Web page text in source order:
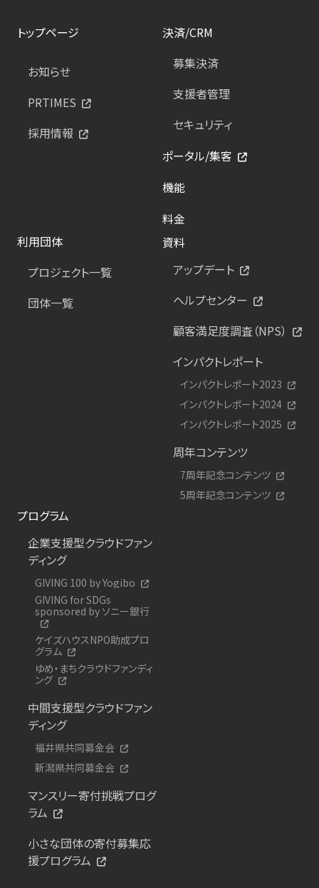
トップページ
お知らせ
PRTIMES
採用情報
決済/CRM
募集決済
支援者管理
セキュリティ
ポータル/集客
機能
料金
利用団体
プロジェクト一覧
団体一覧
資料
アップデート
ヘルプセンター
顧客満足度調査（NPS）
インパクトレポート
インパクトレポート2023
インパクトレポート2024
インパクトレポート2025
周年コンテンツ
7周年記念コンテンツ
5周年記念コンテンツ
プログラム
企業支援型クラウドファン
ディング
GIVING 100 by Yogibo
GIVING for SDGs
sponsored by ソニー銀行
ケイズハウスNPO助成プロ
グラム
ゆめ・まちクラウドファンディ
ング
中間支援型クラウドファン
ディング
福井県共同募金会
新潟県共同募金会
マンスリー寄付挑戦プログ
ラム
小さな団体の寄付募集応
援プログラム